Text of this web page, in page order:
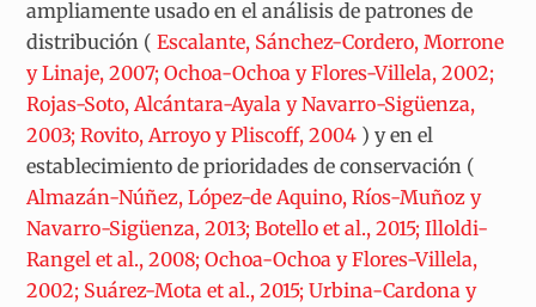
ampliamente usado en el análisis de patrones de
distribución (Escalante, Sánchez-Cordero, Morrone
y Linaje, 2007; Ochoa-Ochoa y Flores-Villela, 2002;
Rojas-Soto, Alcántara-Ayala y Navarro-Sigüenza,
2003; Rovito, Arroyo y Pliscoff, 2004 ) y en el
establecimiento de prioridades de conservación (
Almazán-Núñez, López-de Aquino, Ríos-Muñoz y
Navarro-Sigüenza, 2013; Botello et al., 2015; Illoldi-
Rangel et al., 2008; Ochoa-Ochoa y Flores-Villela,
2002; Suárez-Mota et al., 2015; Urbina-Cardona y